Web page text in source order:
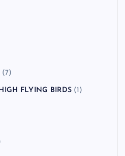
(7)
FLYING BIRDS(1)